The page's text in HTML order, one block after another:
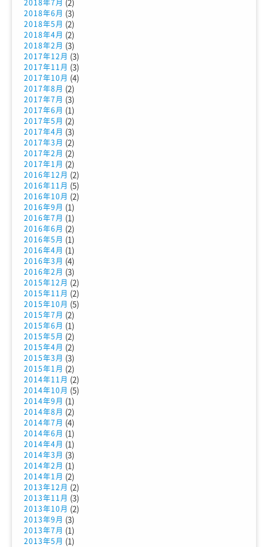
2018年7月
2018年6月 (3)
2018年5月 (2)
2018年4月 (2)
2018年2月 (3)
2017年12月 (3)
2017年11月 (3)
2017年10月 (4)
2017年8月 (2)
2017年7月 (3)
2017年6月 (1)
2017年5月 (2)
2017年4月 (3)
2017年3月 (2)
2017年2月 (2)
2017年1月 (2)
2016年12月 (2)
2016年11月 (5)
2016年10月 (2)
2016年9月 (1)
2016年7月 (1)
2016年6月 (2)
2016年5月 (1)
2016年4月 (1)
2016年3月 (4)
2016年2月 (3)
2015年12月 (2)
2015年11月 (2)
2015年10月 (5)
2015年7月 (2)
2015年6月 (1)
2015年5月 (2)
2015年4月 (2)
2015年3月 (3)
2015年1月 (2)
2014年11月 (2)
2014年10月 (5)
2014年9月 (1)
2014年8月 (2)
2014年7月 (4)
2014年6月 (1)
2014年4月 (1)
2014年3月 (3)
2014年2月 (1)
2014年1月 (2)
2013年12月 (2)
2013年11月 (3)
2013年10月 (2)
2013年9月 (3)
2013年7月 (1)
2013年5月 (1)